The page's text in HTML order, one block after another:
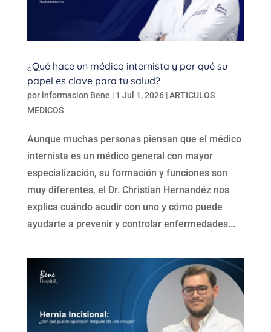
¿Qué hace un médico internista y por qué su
papel es clave para tu salud?
por informacion Bene | 1 Jul 1, 2026|ARTICULOS
MEDICOS
Aunque muchas personas piensan que el médico
internista es un médico general con mayor
especialización, su formación y funciones son
muy diferentes, el Dr. Christian Hernandéz nos
explica cuándo acudir con uno y cómo puede
ayudarte a prevenir y controlar enfermedades...